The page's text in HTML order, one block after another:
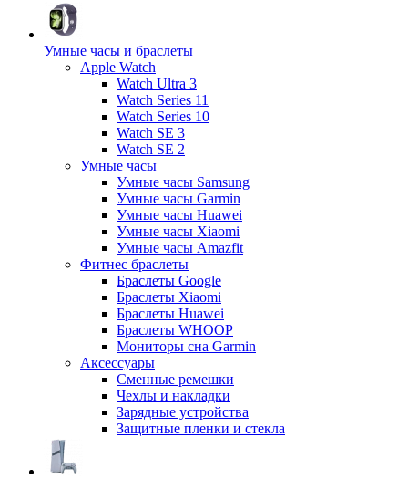
Умные часы и браслеты
Apple Watch
Watch Ultra 3
Watch Series 11
Watch Series 10
Watch SE 3
Watch SE 2
Умные часы
Умные часы Samsung
Умные часы Garmin
Умные часы Huawei
Умные часы Xiaomi
Умные часы Amazfit
Фитнес браслеты
Браслеты Google
Браслеты Xiaomi
Браслеты Huawei
Браслеты WHOOP
Мониторы сна Garmin
Аксессуары
Сменные ремешки
Чехлы и накладки
Зарядные устройства
Защитные пленки и стекла